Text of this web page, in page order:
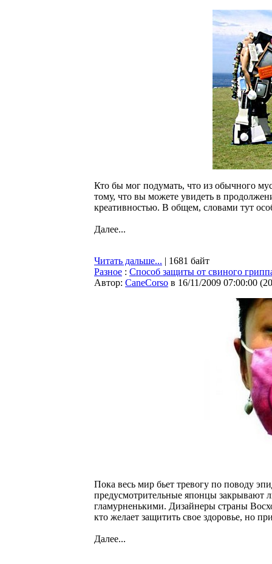
Кто бы мог подумать, что из обычного
тому, что вы можете увидеть в
креативностью. В общем, словами тут
Далее...
Читать дальше... | 1681 байт
Разное : Cпособ защиты от свиного
Автор: CaneCorso в 16/11/2009 07:00:00 (
Пока весь мир бьет тревогу по поводу
предусмотрительные японцы закрывают
гламурненькими. Дизайнеры страны
кто желает защитить свое здоровье, но
Далее...